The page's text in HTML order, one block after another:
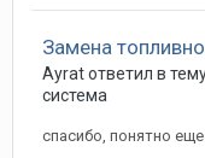
Замена
Ayratответил в
система
спасибо, понятно